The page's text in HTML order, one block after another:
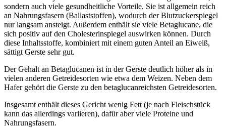
sondern auch viele gesundheitliche Vorteile. Sie ist allgemein reich
an Nahrungsfasern (Ballaststoffen), wodurch der Blutzuckerspiegel
nur langsam ansteigt. Außerdem enthält sie viele Betaglucane, die
sich positiv auf den Cholesterinspiegel auswirken können. Durch
diese Inhaltsstoffe, kombiniert mit einem guten Anteil an Eiweiß,
sättigt Gerste sehr gut.
Der Gehalt an Betaglucanen ist in der Gerste deutlich höher als in
vielen anderen Getreidesorten wie etwa dem Weizen. Neben dem
Hafer gehört die Gerste zu den betaglucanreichsten Getreidesorten.
Insgesamt enthält dieses Gericht wenig Fett (je nach Fleischstück
kann das allerdings variieren), dafür aber viele Proteine und
Nahrungsfasern.